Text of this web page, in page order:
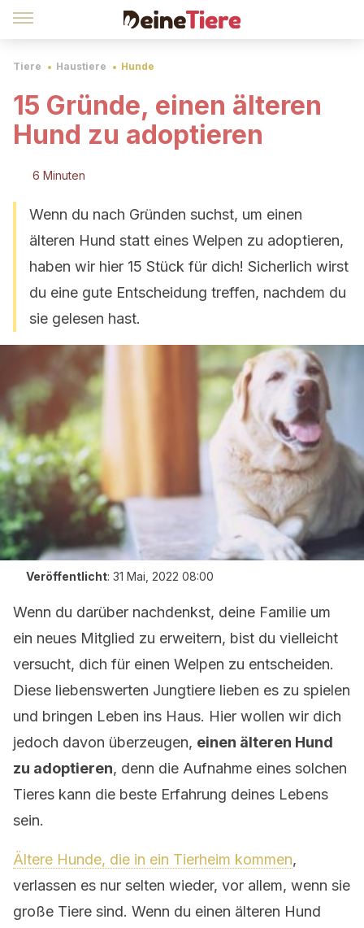
Tiere Haustiere Hunde
15 Gründe, einen älteren
Hund zu adoptieren
6 Minuten
Wenn du nach Gründen suchst, um einen
älteren Hund statt eines Welpen zu adoptieren,
haben wir hier 15 Stück für dich! Sicherlich wirst
du eine gute Entscheidung treffen, nachdem du
sie gelesen hast.
Veröffentlicht: 31 Mai, 2022 08:00
Wenn du darüber nachdenkst, deine Familie um
ein neues Mitglied zu erweitern, bist du vielleicht
versucht, dich für einen Welpen zu entscheiden.
Diese liebenswerten Jungtiere lieben es zu spielen
und bringen Leben ins Haus. Hier wollen wir dich
jedoch davon überzeugen, einen älteren Hund
zu adoptieren, denn die Aufnahme eines solchen
Tieres kann die beste Erfahrung deines Lebens
sein.
Ältere Hunde, die in ein Tierheim kommen,
verlassen es nur selten wieder, vor allem, wenn sie
große Tiere sind. Wenn du einen älteren Hund